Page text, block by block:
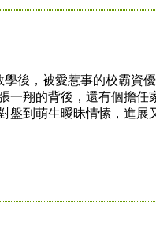
後，被愛惹事的校霸資
一翔的背後，還有個擔任
盤到萌生曖昧情愫，進展